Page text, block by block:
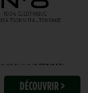
DÉCOUVRIR >